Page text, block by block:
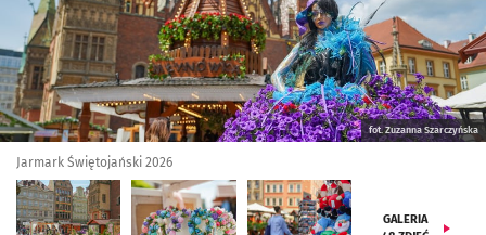
fot. Zuzanna Szarczyńska
Jarmark Świętojański 2026
GALERIA